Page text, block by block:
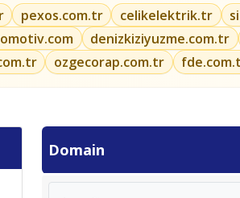
pexos.com.tr celikelektrik.tr
denizkiziyuzme.com.tr
ozgecorap.com.tr
Domain